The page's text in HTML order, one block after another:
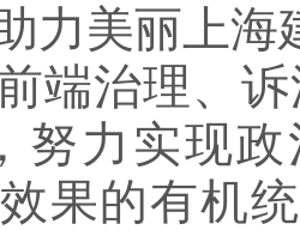
力美丽上
端治理、
努力实现
果的有机